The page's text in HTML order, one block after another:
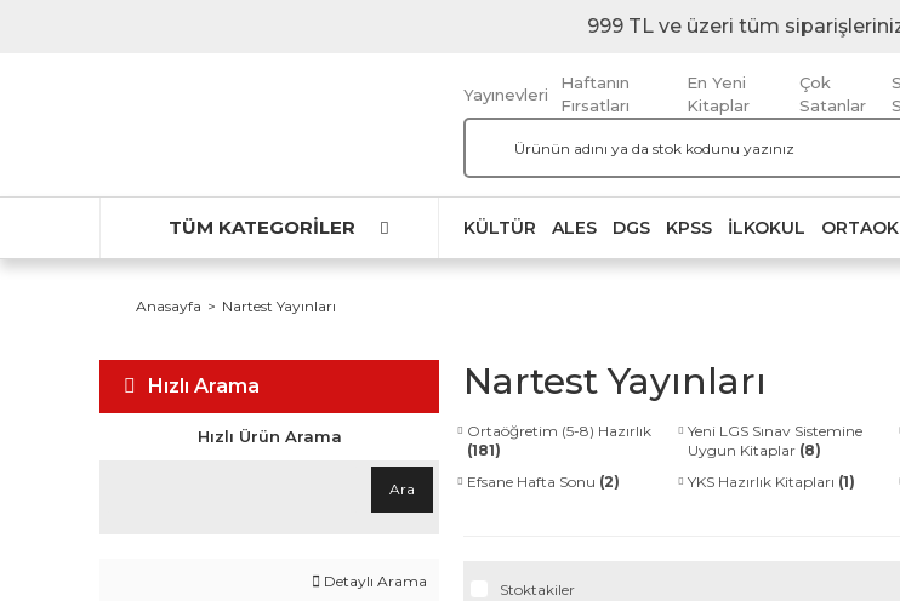
999 TL ve üzeri tüm
Yayınevleri
Haftanın
Fırsatları
En Yeni
Kitaplar
Çok
Satanlar
TÜM KATEGORİLER KÜLTÜR ALES DGS KPSS İLKOKUL
Anasayfa Nartest Yayınları
Hızlı Arama
Hızlı Ürün Arama
Ara
Detaylı Arama
Nartest Yayınları
Ortaöğretim (5-8) Hazırlık
(181)
Yeni LGS Sınav Sistemine
Uygun Kitaplar (8)
Efsane Hafta Sonu (2) YKS Hazırlık Kitapları (1)
Stoktakiler